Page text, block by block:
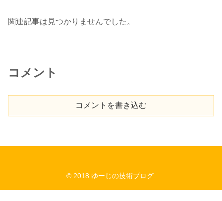
関連記事は見つかりませんでした。
コメント
コメントを書き込む
© 2018 ゆーじの技術ブログ.